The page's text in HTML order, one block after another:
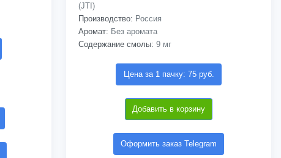
(JTI)
Производство: Россия
Аромат: Без аромата
Содержание смолы: 9 мг
Цена за 1 пачку: 75 руб.
Добавить в корзину
Оформить заказ Telegram